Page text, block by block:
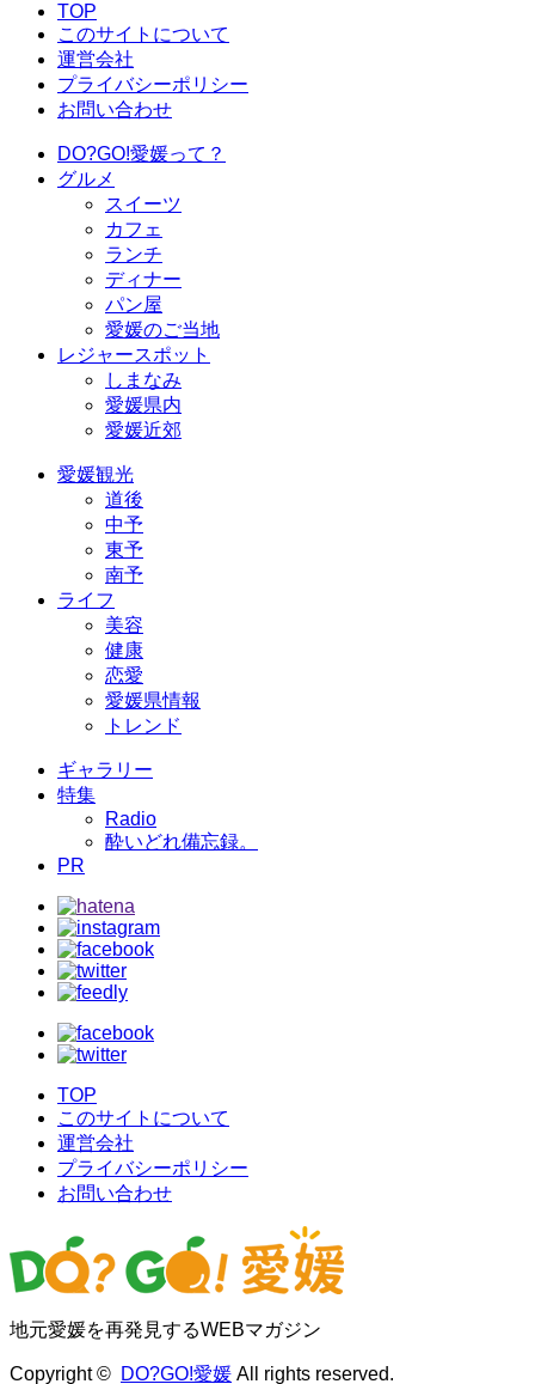
TOP
このサイトについて
運営会社
プライバシーポリシー
お問い合わせ
DO?GO!愛媛って？
グルメ
スイーツ
カフェ
ランチ
ディナー
パン屋
愛媛のご当地
レジャースポット
しまなみ
愛媛県内
愛媛近郊
愛媛観光
道後
中予
東予
南予
ライフ
美容
健康
恋愛
愛媛県情報
トレンド
ギャラリー
特集
Radio
酔いどれ備忘録。
PR
TOP
このサイトについて
運営会社
プライバシーポリシー
お問い合わせ
地元愛媛を再発見するWEBマガジン
Copyright © DO?GO!愛媛 All rights reserved.